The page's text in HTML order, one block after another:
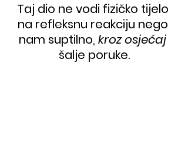
Taj dio ne vodi fizičko tijelo
na refleksnu reakciju nego
nam suptilno, kroz osjećaj
šalje poruke.